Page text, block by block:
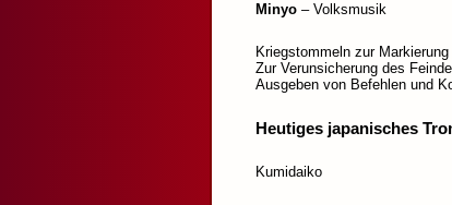
Minyo – Volksmusik
Kriegstommeln zur
Zur Verunsicherung des
Ausgeben von Befehlen und
Heutiges japanisches
Kumidaiko